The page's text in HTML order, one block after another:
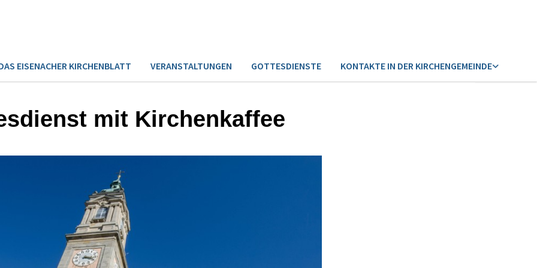
EISENACHER KIRCHENBLATT VERANSTALTUNGEN GOTTESDIENSTE KONTAKTE IN DER KIRCHENGEMEINDE
mit Kirchenkaffee